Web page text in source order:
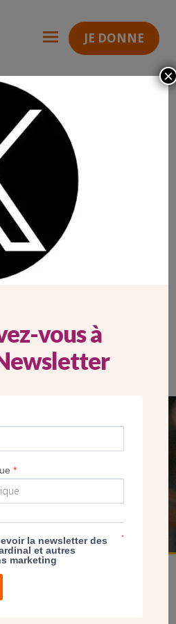
JE DONNE
Réseaux sociaux
TWITTER
UN DON
vous à
*
la newsletter des
et autres
marketing
*
×